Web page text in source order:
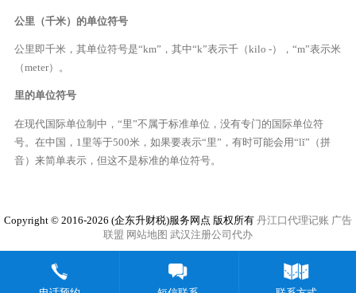
公里（千米）的单位符号
公里即千米，其单位符号是“km”，其中“k”表示千（kilo -），“m”表示米
（meter）。
里的单位符号
在现代国际单位制中，“里”不属于标准单位，没有专门的国际单位符
号。在中国，1里等于500米，如果要表示“里”，有时可能会用“lǐ”（拼
音）来简单表示，但这不是标准的单位符号。
Copyright © 2016-2026 (企东升财税)服务网点 版权所有 丹江口代理记账 广告
联盟 网站地图 武汉注册公司代办